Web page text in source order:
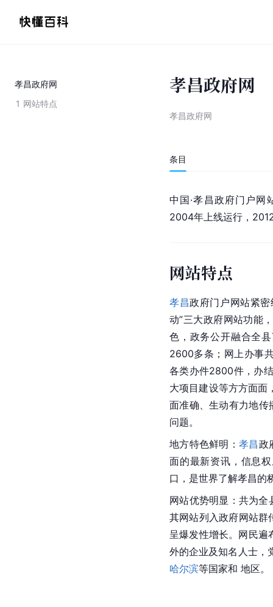
孝昌政府网
1 网站特点
孝昌政府网
孝昌政府网
条目
中国·孝昌政府门户网
2004年上线运行，
网站特点
孝昌政府门户网站紧
动”三大政府网站功能
色，政务公开融合全
2600多条；网上办事
各类办件2800件，办
大项目建设等方方面面
面准确、生动有力地传
问题。
地方特色鲜明：孝昌政
面的最新资讯，信息
口，是世界了解孝昌的
网站优势明显：共为
其网站列入政府网站
呈爆发性增长。网民
外的企业及知名人士，
哈尔滨等国家和 地区。